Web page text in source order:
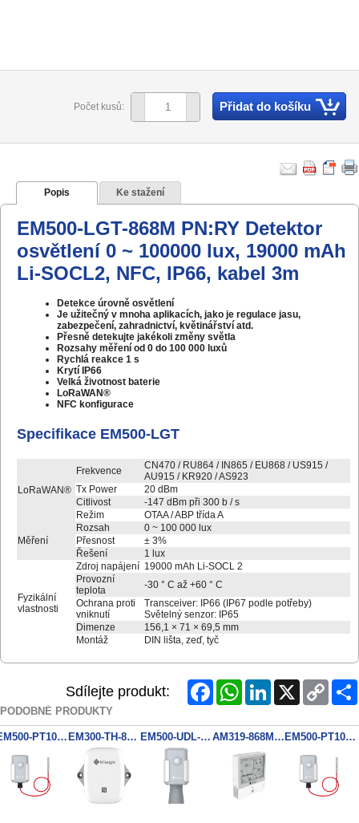
Počet kusů: Přidat do košíku
Popis Ke stažení
EM500-LGT-868M PN:RY Detektor
osvětlení 0 ~ 100000 lux, 19000 mAh
Li-SOCL2, NFC, IP66, kabel 3m
Detekce úrovně osvětlení
Je užitečný v mnoha aplikacích, jako je regulace jasu,
zabezpečení, zahradnictví, květinářství atd.
Přesně detekujte jakékoli změny světla
Rozsahy měření od 0 do 100 000 luxů
Rychlá reakce 1 s
Krytí IP66
Velká životnost baterie
LoRaWAN®
NFC konfigurace
Specifikace EM500-LGT
LoRaWAN®
Frekvence
CN470 / RU864 / IN865 / EU868 / US915 /
AU915 / KR920 / AS923
Tx Power
20 dBm
Citlivost
-147 dBm při 300 b / s
Režim
OTAA / ABP třída A
Měření
Rozsah
0 ~ 100 000 lux
Přesnost
± 3%
Řešení
1 lux
Fyzikální
vlastnosti
Zdroj napájení 19000 mAh Li-SOCL 2
Provozní
teplota
-30 ° C až +60 ° C
Ochrana proti
vniknutí
Transceiver: IP66 (IP67 podle potřeby)
Světelný senzor: IP65
Dimenze
156,1 × 71 × 69,5 mm
Montáž
DIN lišta, zeď, tyč
Sdílejte produkt: FacebookWhatsAppLinkedInX
Copy
Link
PODOBNÉ PRODUKTY
EM500-PT100-868M PN:T800 EM300-TH-868M EM500-UDL-868M PN:W050 AM319-868M Senzor kvality ovzduší, CO2, teploty, vlhkosti, NFC, IP30 EM500-PT100-868M PN:T500